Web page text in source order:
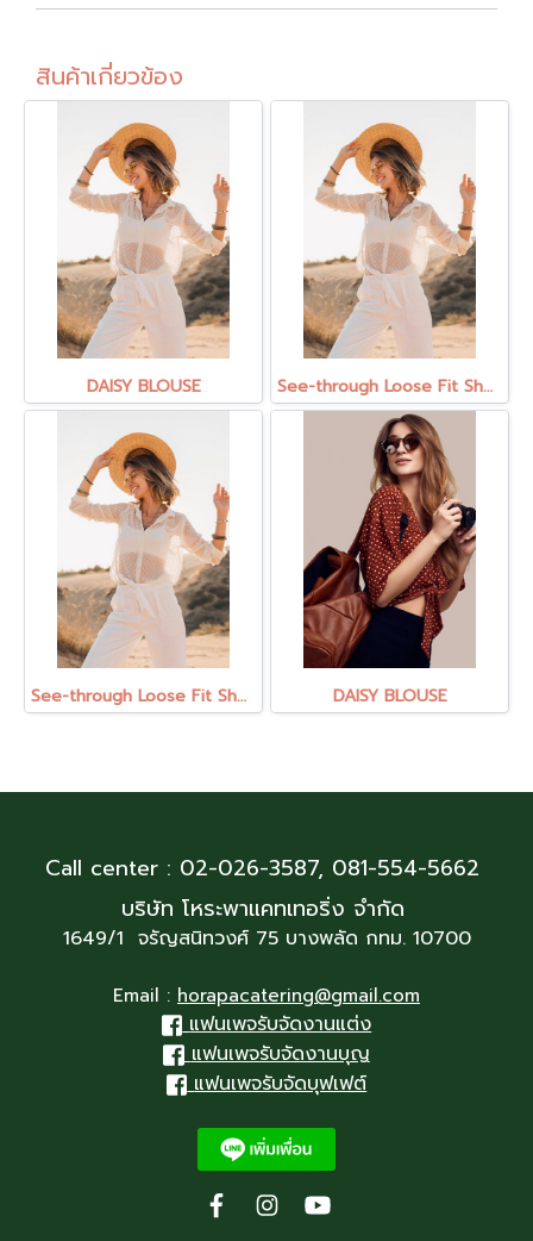
สินค้าเกี่ยวข้อง
DAISY BLOUSE See-through Loose Fit Sheer Blouse
See-through Loose Fit Sheer Blouse DAISY BLOUSE
Call center : 02-026-3587, 081-554-5662
บริษัท โหระพาแคทเทอริ่ง จำกัด
1649/1 จรัญสนิทวงศ์ 75 บางพลัด กทม. 10700
Email : horapacatering@gmail.com
แฟนเพจรับจัดงานแต่ง
แฟนเพจรับจัดงานบุญ
แฟนเพจรับจัดบุฟเฟต์